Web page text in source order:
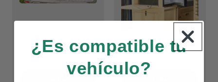
Equipamiento interior
para furgoneta
Columna de nevera y
armario furgoneta
490.00 €
¿Es compatible tu
vehículo?